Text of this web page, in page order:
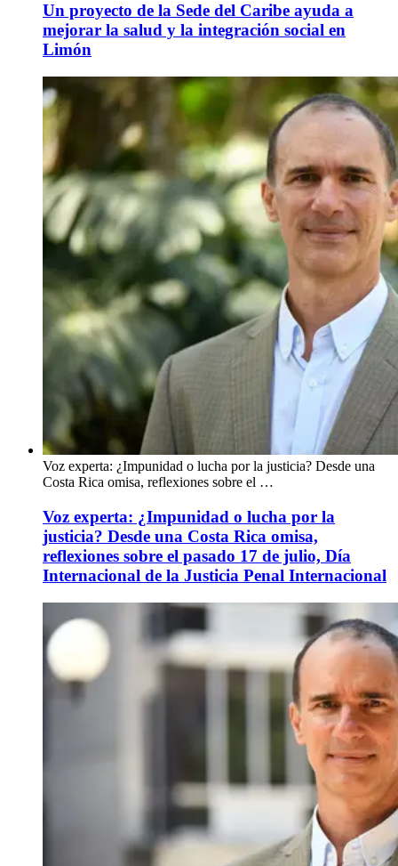
Un proyecto de la Sede del Caribe ayuda a
mejorar la salud y la integración social en
Limón
Voz experta: ¿Impunidad o lucha por la justicia? Desde una
Costa Rica omisa, reflexiones sobre el …
Voz experta: ¿Impunidad o lucha por la
justicia? Desde una Costa Rica omisa,
reflexiones sobre el pasado 17 de julio, Día
Internacional de la Justicia Penal Internacional